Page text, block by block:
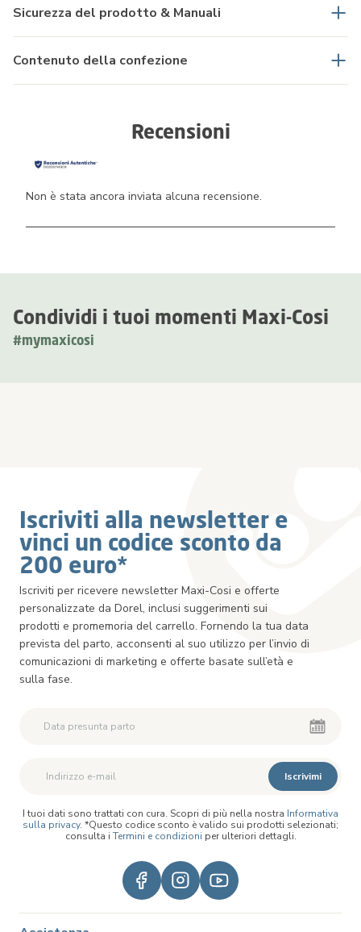
Sicurezza del prodotto & Manuali
Contenuto della confezione
Condividi i tuoi momenti Maxi-Cosi
#mymaxicosi
Recensioni
Non è stata ancora inviata alcuna recensione.
Iscriviti alla newsletter e
vinci un codice sconto da
200 euro*
Iscriviti per ricevere newsletter Maxi-Cosi e offerte
personalizzate da Dorel, inclusi suggerimenti sui
prodotti e promemoria del carrello. Fornendo la tua data
prevista del parto, acconsenti al suo utilizzo per l’invio di
comunicazioni di marketing e offerte basate sull’età e
sulla fase.
Iscrivimi
I tuoi dati sono trattati con cura. Scopri di più nella nostra Informativa
sulla privacy. *Questo codice sconto è valido sui prodotti selezionati;
consulta i Termini e condizioni per ulteriori dettagli.